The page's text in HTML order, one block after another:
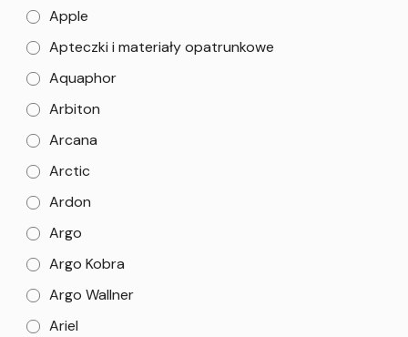
Apple
Apteczki i materiały opatrunkowe
Aquaphor
Arbiton
Arcana
Arctic
Ardon
Argo
Argo Kobra
Argo Wallner
Ariel